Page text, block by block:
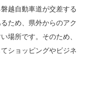
越自動車道が交差する
ため、県外からのアク
場所です。そのため、
ショッピングやビジネ